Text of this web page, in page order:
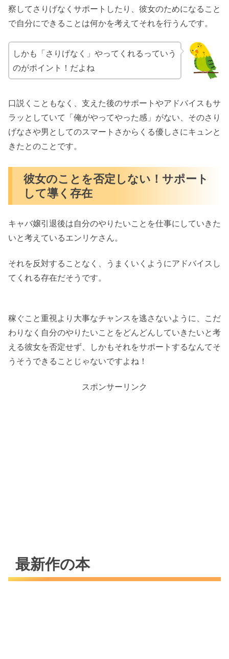
察してさりげなくサポートしたり、彼女のためになること
で自分にできることは何かを考えてそれを行うんです。
しかも「さりげなく」やってくれるっていう
のがポイント！だよね
口説くこともなく、支えた後のサポートやアドバイスもサ
ラッとしていて「俺がやってやった感」がない、そのさり
げなさや男としてのスマートさからくる優しさにキュンと
きたとのことです。
彼女のことを否定しない！サポート
して導く存在
キャバ嬢引退後は自分のやりたいことを仕事にしていきた
いと考えているエンリケさん。
それを反対することなく、うまくいくようにアドバイスし
てくれる存在だそうです。
稼ぐこと重視より大事なチャンスを逃さないように、こだ
わりなく自分のやりたいことをどんどんしていきたいと考
える彼女を否定せず、しかもそれをサポートするなんてそ
うそうできることじゃないですよね！
スポンサーリンク
最新作の本